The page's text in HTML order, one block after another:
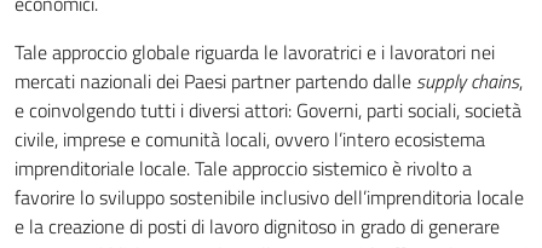
Tale approccio globale riguarda le lavoratrici e i lavoratori nei
mercati nazionali dei Paesi partner partendo dalle supply chains,
e coinvolgendo tutti i diversi attori: Governi, parti sociali, società
civile, imprese e comunità locali, ovvero l’intero ecosistema
imprenditoriale locale. Tale approccio sistemico è rivolto a
favorire lo sviluppo sostenibile inclusivo dell’imprenditoria locale
e la creazione di posti di lavoro dignitoso in grado di generare